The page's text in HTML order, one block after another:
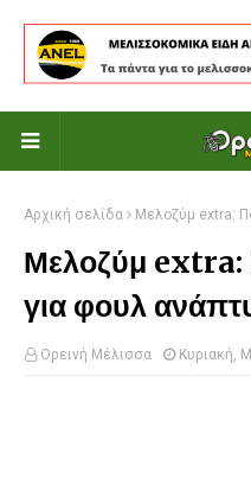
Αρχική σελίδα Μελοζύμ extra:
Μελοζύμ extra:
για φουλ
Ορεινή Μέλισσα Κυριακή,